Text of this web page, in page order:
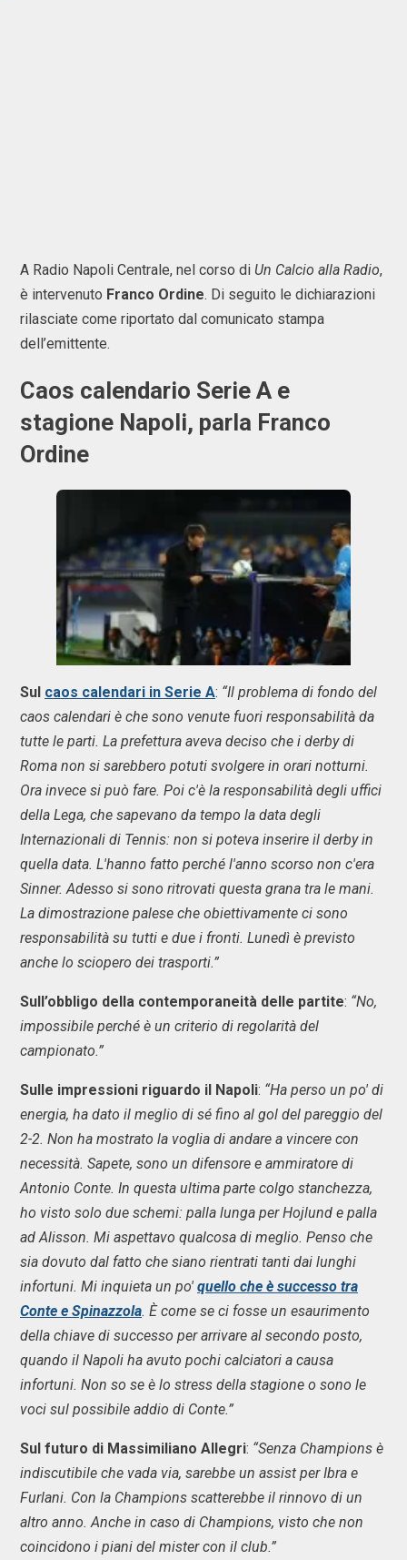
A Radio Napoli Centrale, nel corso di Un Calcio alla Radio,
è intervenuto Franco Ordine. Di seguito le dichiarazioni
rilasciate come riportato dal comunicato stampa
dell’emittente.
Caos calendario Serie A e
stagione Napoli, parla Franco
Ordine
Sul caos calendari in Serie A: “Il problema di fondo del
caos calendari è che sono venute fuori responsabilità da
tutte le parti. La prefettura aveva deciso che i derby di
Roma non si sarebbero potuti svolgere in orari notturni.
Ora invece si può fare. Poi c'è la responsabilità degli uffici
della Lega, che sapevano da tempo la data degli
Internazionali di Tennis: non si poteva inserire il derby in
quella data. L'hanno fatto perché l'anno scorso non c'era
Sinner. Adesso si sono ritrovati questa grana tra le mani.
La dimostrazione palese che obiettivamente ci sono
responsabilità su tutti e due i fronti. Lunedì è previsto
anche lo sciopero dei trasporti.”
Sull’obbligo della contemporaneità delle partite: “No,
impossibile perché è un criterio di regolarità del
campionato.”
Sulle impressioni riguardo il Napoli: “Ha perso un po' di
energia, ha dato il meglio di sé fino al gol del pareggio del
2-2. Non ha mostrato la voglia di andare a vincere con
necessità. Sapete, sono un difensore e ammiratore di
Antonio Conte. In questa ultima parte colgo stanchezza,
ho visto solo due schemi: palla lunga per Hojlund e palla
ad Alisson. Mi aspettavo qualcosa di meglio. Penso che
sia dovuto dal fatto che siano rientrati tanti dai lunghi
infortuni. Mi inquieta un po' quello che è successo tra
Conte e Spinazzola. È come se ci fosse un esaurimento
della chiave di successo per arrivare al secondo posto,
quando il Napoli ha avuto pochi calciatori a causa
infortuni. Non so se è lo stress della stagione o sono le
voci sul possibile addio di Conte.”
Sul futuro di Massimiliano Allegri: “Senza Champions è
indiscutibile che vada via, sarebbe un assist per Ibra e
Furlani. Con la Champions scatterebbe il rinnovo di un
altro anno. Anche in caso di Champions, visto che non
coincidono i piani del mister con il club.”